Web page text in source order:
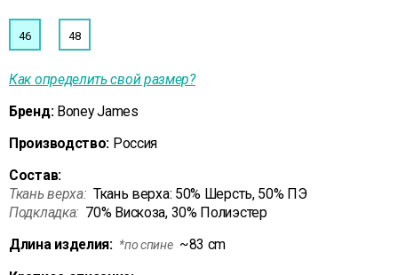
46 48
Как определить свой размер?
Бренд: Boney James
Производство: Россия
Состав:
Ткань верха: Ткань верха: 50% Шерсть, 50% ПЭ
Подкладка: 70% Вискоза, 30% Полиэстер
Длина изделия: *по спине ~83 cm